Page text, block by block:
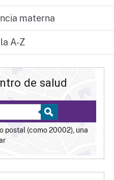
materna
A-Z
de salud
postal (como 20002), una